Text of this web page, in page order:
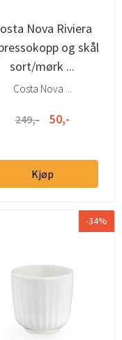
Nova Riviera
og skål
sort/mørk ...
Costa Nova ...
249,- 50,-
Kjøp
-34%